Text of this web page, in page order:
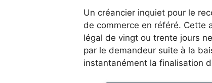
Un créancier inquiet pour le
de commerce en référé. Cette
légal de vingt ou trente jours
par le demandeur suite à la
instantanément la finalisation